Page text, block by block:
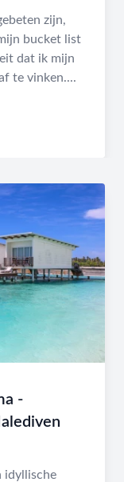
zijn,
bucket list
dat ik mijn
te vinken....
-
idyllische